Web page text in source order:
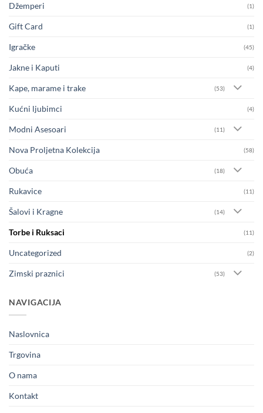
Džemperi (1)
Gift Card (1)
Igračke (45)
Jakne i Kaputi (4)
Kape, marame i trake (53)
Kućni ljubimci (4)
Modni Asesoari (11)
Nova Proljetna Kolekcija (58)
Obuća (18)
Rukavice (11)
Šalovi i Kragne (14)
Torbe i Ruksaci (11)
Uncategorized (2)
Zimski praznici (53)
NAVIGACIJA
Naslovnica
Trgovina
O nama
Kontakt